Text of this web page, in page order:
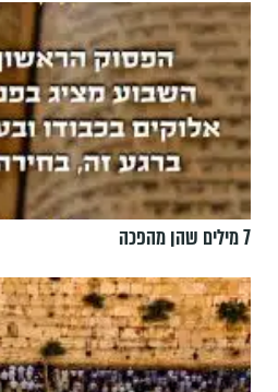
7 מילים שהן מהפכה